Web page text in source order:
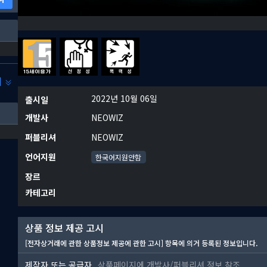
출시일
2022년 10월 06일
개발사
NEOWIZ
퍼블리셔
NEOWIZ
언어지원
한국어지원안함
장르
카테고리
상품 정보 제공 고시
[전자상거래에 관한 상품정보 제공에 관한 고시] 항목에 의거 등록된 정보입니다.
제작자 또는 공급자 상품페이지에 개발사/퍼블리셔 정보 참조